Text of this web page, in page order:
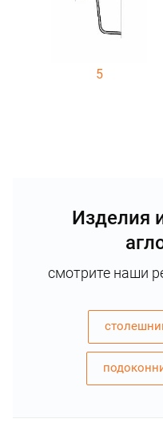
5
Изделия
смотрите наши